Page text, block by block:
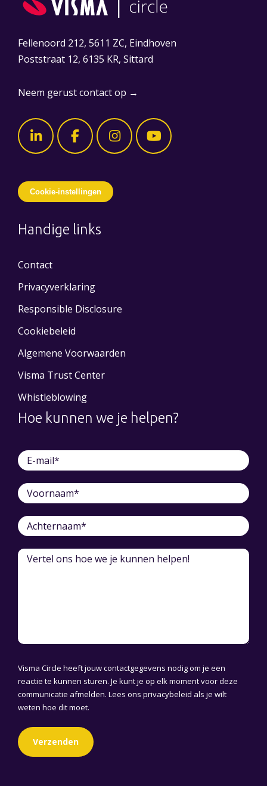
Fellenoord 212, 5611 ZC, Eindhoven
Poststraat 12, 6135 KR, Sittard
Neem gerust contact op →
Cookie-instellingen
Handige links
Contact
Privacyverklaring
Responsible Disclosure
Cookiebeleid
Algemene Voorwaarden
Visma Trust Center
Whistleblowing
Hoe kunnen we je helpen?
Visma Circle heeft jouw contactgegevens nodig om je een
reactie te kunnen sturen. Je kunt je op elk moment voor deze
communicatie afmelden. Lees ons privacybeleid als je wilt
weten hoe dit moet.